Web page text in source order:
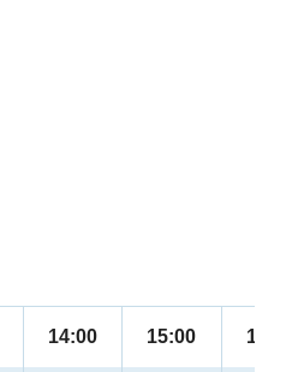
14:00 15:00 16:00